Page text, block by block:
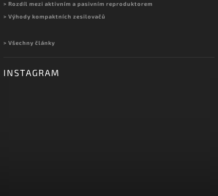
> Rozdíl mezi aktivním a pasivním reproduktorem
> Výhody kompaktních zesilovačů
> Všechny články
INSTAGRAM